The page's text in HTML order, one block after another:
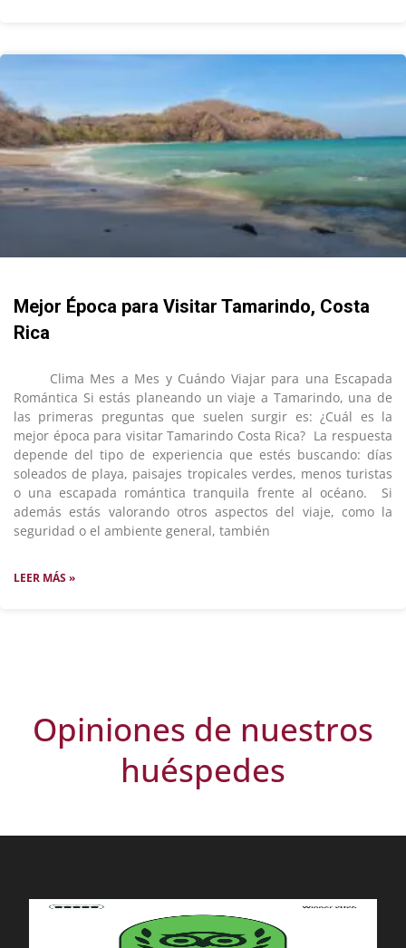
Mejor Época para Visitar Tamarindo, Costa
Rica
Clima Mes a Mes y Cuándo Viajar para una Escapada
Romántica Si estás planeando un viaje a Tamarindo, una de
las primeras preguntas que suelen surgir es: ¿Cuál es la
mejor época para visitar Tamarindo Costa Rica? La respuesta
depende del tipo de experiencia que estés buscando: días
soleados de playa, paisajes tropicales verdes, menos turistas
o una escapada romántica tranquila frente al océano. Si
además estás valorando otros aspectos del viaje, como la
seguridad o el ambiente general, también
LEER MÁS »
Opiniones de nuestros
huéspedes